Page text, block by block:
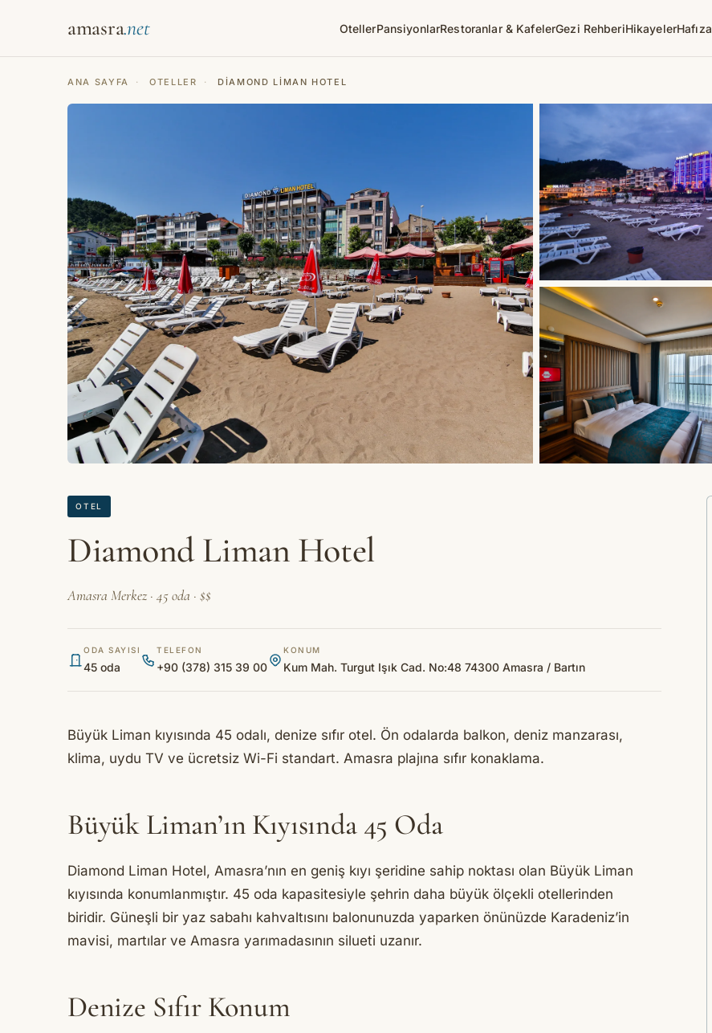
amasra OtellerPansiyonlarRestoranlar & KafelerGezi RehberiHikayelerHafıza
ANA SAYFA · OTELLER · DIAMOND LIMAN HOTEL
OTEL
Diamond Liman Hotel
Amasra Merkez · 45 oda · $$
ODA SAYISI
45 oda
TELEFON
+90 (378) 315 39 00
KONUM
Kum Mah. Turgut Işık Cad. No:48 74300 Amasra / Bartın
Büyük Liman kıyısında 45 odalı, denize sıfır otel. Ön odalarda balkon, deniz manzarası,
klima, uydu TV ve ücretsiz Wi-Fi standart. Amasra plajına sıfır konaklama.
Büyük Liman’ın Kıyısında 45 Oda
Diamond Liman Hotel, Amasra’nın en geniş kıyı şeridine sahip noktası olan Büyük Liman
kıyısında konumlanmıştır. 45 oda kapasitesiyle şehrin daha büyük ölçekli otellerinden
biridir. Güneşli bir yaz sabahı kahvaltısını balonunuzda yaparken önünüzde Karadeniz’in
mavisi, martılar ve Amasra yarımadasının silueti uzanır.
Denize Sıfır Konum